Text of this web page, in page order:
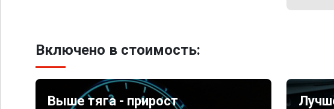
Включено в стоимость:
Выше тяга - прирост